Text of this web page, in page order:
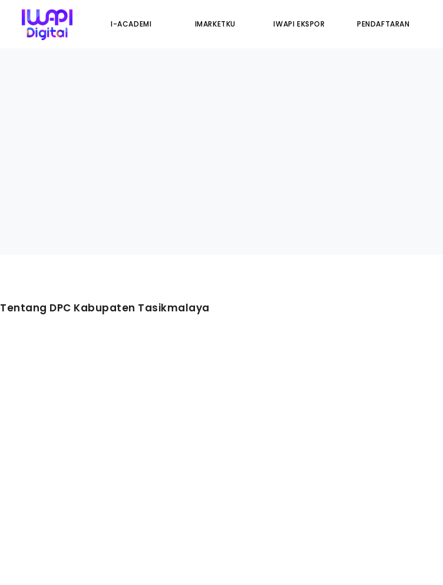
I-ACADEMI IMARKETKU IWAPI EKSPOR PENDAFTARAN
Tentang DPC Kabupaten Tasikmalaya